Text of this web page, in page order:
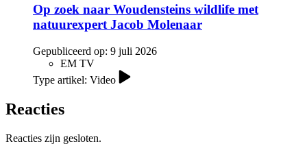
Op zoek naar Woudensteins wildlife met
natuurexpert Jacob Molenaar
Gepubliceerd op: 9 juli 2026
EM TV
Type artikel: Video
Reacties
Reacties zijn gesloten.